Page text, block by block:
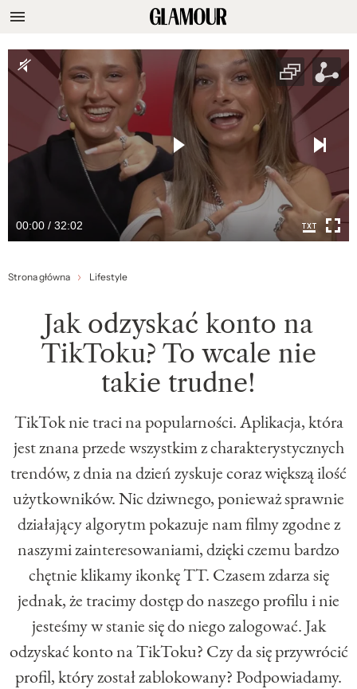
00:00 / 32:02
Strona główna Lifestyle
Jak odzyskać konto na
TikToku? To wcale nie
takie trudne!
TikTok nie traci na popularności. Aplikacja, która
jest znana przede wszystkim z charakterystycznych
trendów, z dnia na dzień zyskuje coraz większą ilość
użytkowników. Nic dziwnego, ponieważ sprawnie
działający algorytm pokazuje nam filmy zgodne z
naszymi zainteresowaniami, dzięki czemu bardzo
chętnie klikamy ikonkę TT. Czasem zdarza się
jednak, że tracimy dostęp do naszego profilu i nie
jesteśmy w stanie się do niego zalogować. Jak
odzyskać konto na TikToku? Czy da się przywrócić
profil, który został zablokowany? Podpowiadamy.